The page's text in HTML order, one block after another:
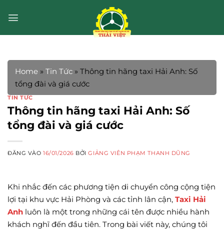
qua
Home » Tin Tức » Thông tin hãng taxi Hải Anh: Số
tổng đài và giá cước
TIN TỨC
Thông tin hãng taxi Hải Anh: Số
tổng đài và giá cước
ĐĂNG VÀO16/01/2026 BỞIGIẢNG VIÊN PHẠM THANH DŨNG
Khi nhắc đến các phương tiện di chuyển công cộng tiện
lợi tại khu vực Hải Phòng và các tỉnh lân cận, Taxi Hải
Anh luôn là một trong những cái tên được nhiều hành
khách nghĩ đến đầu tiên. Trong bài viết này, chúng tôi